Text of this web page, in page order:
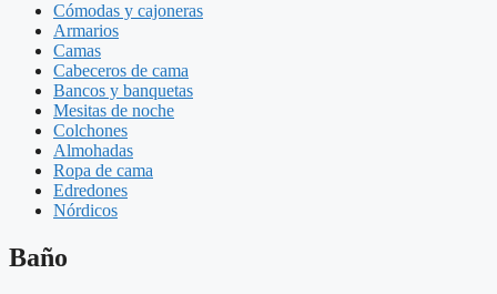
Cómodas y cajoneras
Armarios
Camas
Cabeceros de cama
Bancos y banquetas
Mesitas de noche
Colchones
Almohadas
Ropa de cama
Edredones
Nórdicos
Baño